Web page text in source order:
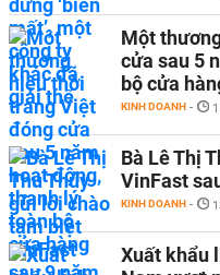
Một
cửa sau 5
bộ cửa
KINH DOANH -
Bà Lê Thị
VinFast
KINH DOANH -
Xuất khẩu